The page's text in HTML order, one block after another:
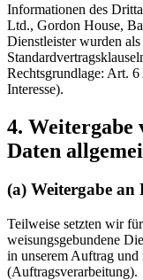
Informationen des
Ltd., Gordon House,
Dienstleister wurden
Rechtsgrundlage: Art.
Interesse).
4. Weitergabe
Daten
(a) Weitergabe an
Teilweise setzten wir
weisungsgebundene
in unserem Auftrag und
(Auftragsverarbeitung).